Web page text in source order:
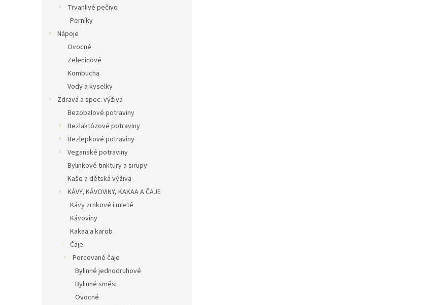
Trvanlivé pečivo
Perníky
Nápoje
Ovocné
Zeleninové
Kombucha
Vody a kyselky
Zdravá a spec. výživa
Bezobalové potraviny
Bezlaktózové potraviny
Bezlepkové potraviny
Veganské potraviny
Bylinkové tinktury a sirupy
Kaše a dětská výživa
KÁVY, KÁVOVINY, KAKAA A ČAJE
Kávy zrnkové i mleté
Kávoviny
Kakaa a karob
Čaje
Porcované čaje
Bylinné jednodruhové
Bylinné směsi
Ovocné